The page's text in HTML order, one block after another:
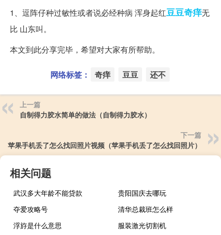
1、逗阵仔种过敏性或者说必经种病 浑身起红豆豆奇痒无
比 山东叫。
本文到此分享完毕，希望对大家有所帮助。
网络标签： 奇痒 豆豆 还不
上一篇
自制得力胶水简单的做法（自制得力胶水）
下一篇
苹果手机丢了怎么找回照片视频（苹果手机丢了怎么找回照片）
相关问题
武汉多大年龄不能贷款
贵阳国庆去哪玩
夺爱攻略号
清华总裁班怎么样
浮斿是什么意思
服装激光切割机